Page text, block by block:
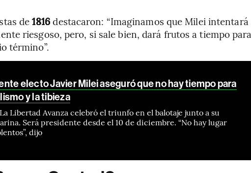
de1816destacaron: “Imaginamos que Milei intentará
riesgoso, pero, si sale bien, dará frutos a tiempo para
término”.
electo Javier Milei aseguró que no hay tiempo para
y la tibieza
Libertad Avanza celebró el triunfo en el balotaje junto a su
Será presidente desde el 10 de diciembre. “No hay lugar
dijo